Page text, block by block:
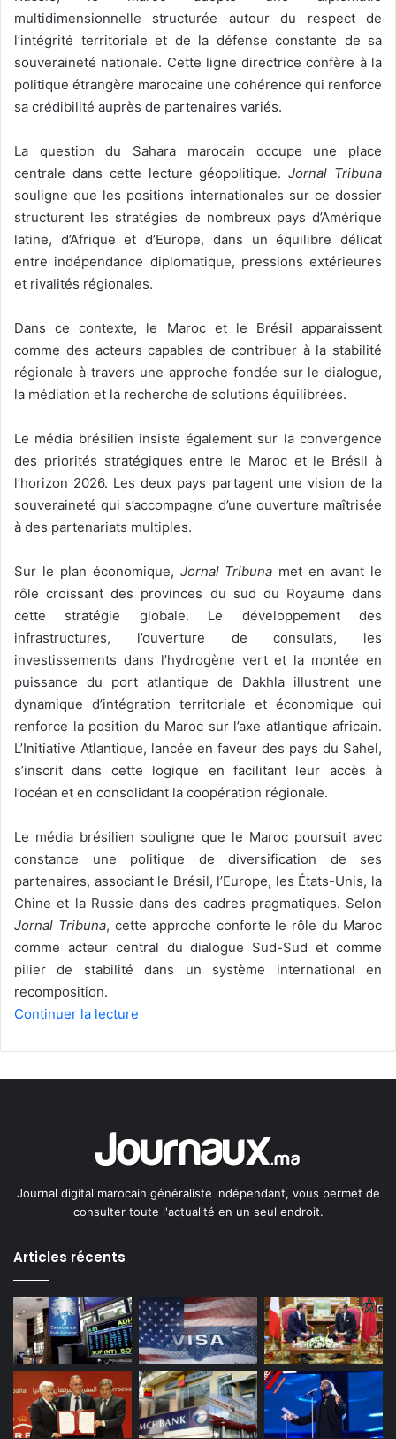
multidimensionnelle structurée autour du respect de
l’intégrité territoriale et de la défense constante de sa
souveraineté nationale. Cette ligne directrice confère à la
politique étrangère marocaine une cohérence qui renforce
sa crédibilité auprès de partenaires variés.
La question du Sahara marocain occupe une place
centrale dans cette lecture géopolitique.Jornal Tribuna
souligne que les positions internationales sur ce dossier
structurent les stratégies de nombreux pays d’Amérique
latine, d’Afrique et d’Europe, dans un équilibre délicat
entre indépendance diplomatique, pressions extérieures
et rivalités régionales.
Dans ce contexte, le Maroc et le Brésil apparaissent
comme des acteurs capables de contribuer à la stabilité
régionale à travers une approche fondée sur le dialogue,
la médiation et la recherche de solutions équilibrées.
Le média brésilien insiste également sur la convergence
des priorités stratégiques entre le Maroc et le Brésil à
l’horizon 2026. Les deux pays partagent une vision de la
souveraineté qui s’accompagne d’une ouverture maîtrisée
à des partenariats multiples.
Sur le plan économique, Jornal Tribuna met en avant le
rôle croissant des provinces du sud du Royaume dans
cette stratégie globale. Le développement des
infrastructures, l’ouverture de consulats, les
investissements dans l’hydrogène vert et la montée en
puissance du port atlantique de Dakhla illustrent une
dynamique d’intégration territoriale et économique qui
renforce la position du Maroc sur l’axe atlantique africain.
L’Initiative Atlantique, lancée en faveur des pays du Sahel,
s’inscrit dans cette logique en facilitant leur accès à
l’océan et en consolidant la coopération régionale.
Le média brésilien souligne que le Maroc poursuit avec
constance une politique de diversification de ses
partenaires, associant le Brésil, l’Europe, les États-Unis, la
Chine et la Russie dans des cadres pragmatiques. Selon
Jornal Tribuna, cette approche conforte le rôle du Maroc
comme acteur central du dialogue Sud-Sud et comme
pilier de stabilité dans un système international en
recomposition.
Continuer la lecture
Journal digital marocain généraliste indépendant, vous permet de
consulter toute l'actualité en un seul endroit.
Articles récents